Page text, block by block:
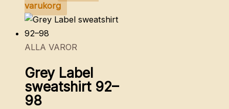
varukorg
ALLA VAROR
Grey Label
sweatshirt 92–
98